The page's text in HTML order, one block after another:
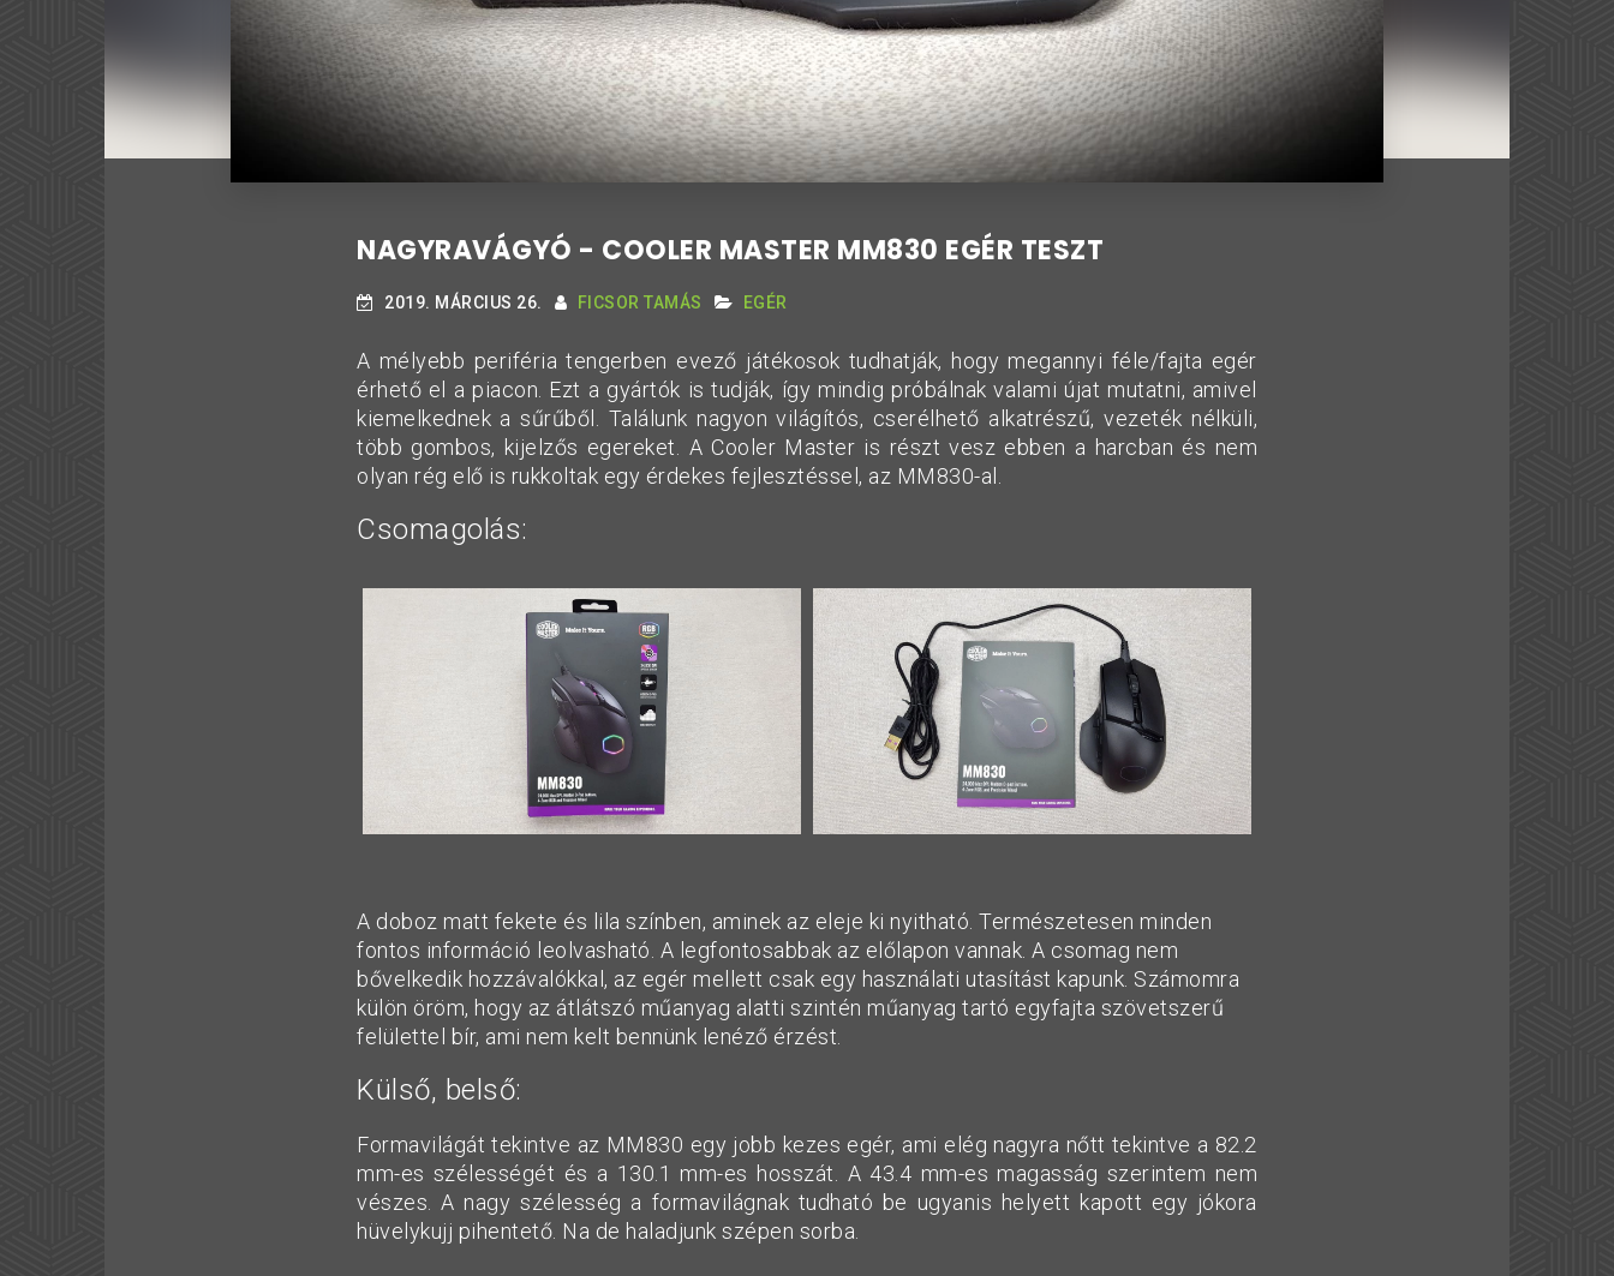
NAGYRAVÁGYÓ - COOLER MASTER MM830 EGÉR TESZT
2019. MÁRCIUS 26. FICSOR TAMÁS EGÉR
A mélyebb periféria tengerben evező játékosok tudhatják, hogy megannyi féle/fajta egér
érhető el a piacon. Ezt a gyártók is tudják, így mindig próbálnak valami újat mutatni, amivel
kiemelkednek a sűrűből. Találunk nagyon világítós, cserélhető alkatrészű, vezeték nélküli,
több gombos, kijelzős egereket. A Cooler Master is részt vesz ebben a harcban és nem
olyan rég elő is rukkoltak egy érdekes fejlesztéssel, az MM830-al.
Csomagolás:
A doboz matt fekete és lila színben, aminek az eleje ki nyitható. Természetesen minden
fontos információ leolvasható. A legfontosabbak az előlapon vannak. A csomag nem
bővelkedik hozzávalókkal, az egér mellett csak egy használati utasítást kapunk. Számomra
külön öröm, hogy az átlátszó műanyag alatti szintén műanyag tartó egyfajta szövetszerű
felülettel bír, ami nem kelt bennünk lenéző érzést.
Külső, belső:
Formavilágát tekintve az MM830 egy jobb kezes egér, ami elég nagyra nőtt tekintve a 82.2
mm-es szélességét és a 130.1 mm-es hosszát. A 43.4 mm-es magasság szerintem nem
vészes. A nagy szélesség a formavilágnak tudható be ugyanis helyett kapott egy jókora
hüvelykujj pihentető. Na de haladjunk szépen sorba.